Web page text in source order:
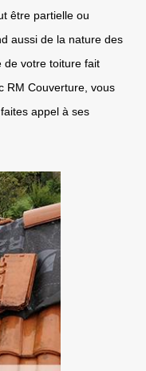
être partielle ou
aussi de la nature des
de votre toiture fait
RM Couverture, vous
appel à ses